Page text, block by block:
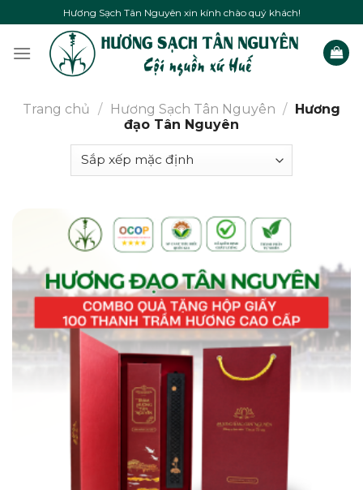
to
content
Hương Sạch Tân Nguyên xin kính chào quý khách!
Trang chủ / Hương Sạch Tân Nguyên / Hương
đạo Tân Nguyên